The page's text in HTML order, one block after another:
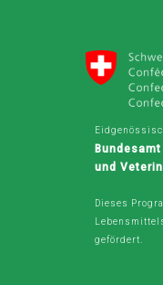
und
Dieses
gefördert.